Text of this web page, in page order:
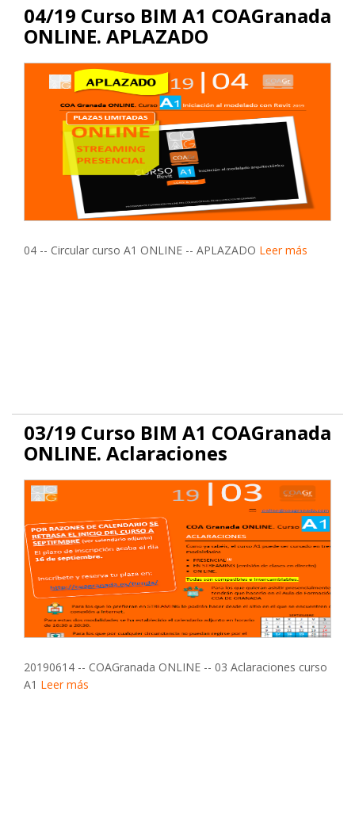
04/19 Curso BIM A1 COAGranada
ONLINE. APLAZADO
04 -- Circular curso A1 ONLINE -- APLAZADO Leer más
03/19 Curso BIM A1 COAGranada
ONLINE. Aclaraciones
20190614 -- COAGranada ONLINE -- 03 Aclaraciones curso
A1 Leer más